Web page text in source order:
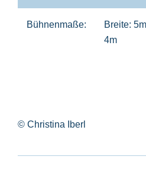
Bühnenmaße:
Breite:
4m
© Christina Iberl